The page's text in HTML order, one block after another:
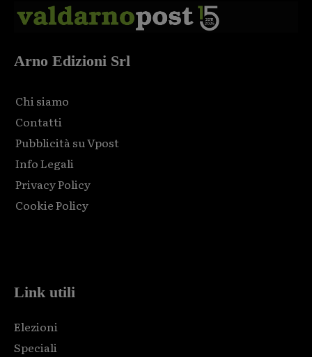
Arno Edizioni Srl
Chi siamo
Contatti
Pubblicità su Vpost
Info Legali
Privacy Policy
Cookie Policy
Link utili
Elezioni
Speciali